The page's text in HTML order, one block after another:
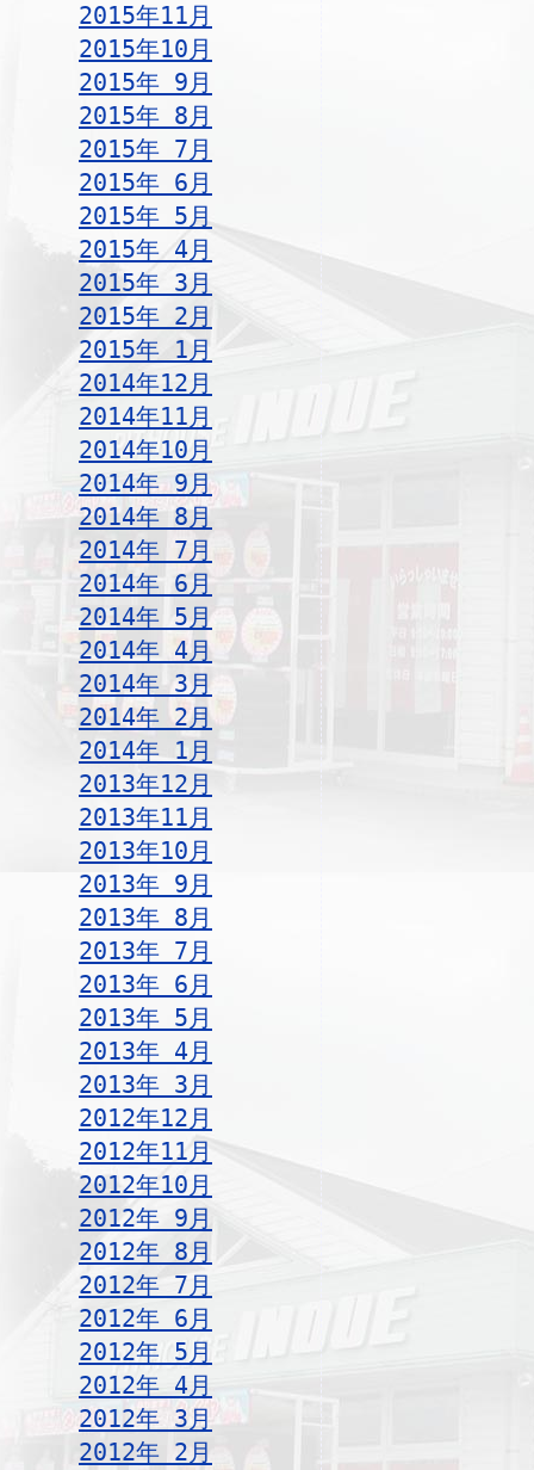
2015年11月
2015年10月
2015年 9月
2015年 8月
2015年 7月
2015年 6月
2015年 5月
2015年 4月
2015年 3月
2015年 2月
2015年 1月
2014年12月
2014年11月
2014年10月
2014年 9月
2014年 8月
2014年 7月
2014年 6月
2014年 5月
2014年 4月
2014年 3月
2014年 2月
2014年 1月
2013年12月
2013年11月
2013年10月
2013年 9月
2013年 8月
2013年 7月
2013年 6月
2013年 5月
2013年 4月
2013年 3月
2012年12月
2012年11月
2012年10月
2012年 9月
2012年 8月
2012年 7月
2012年 6月
2012年 5月
2012年 4月
2012年 3月
2012年 2月